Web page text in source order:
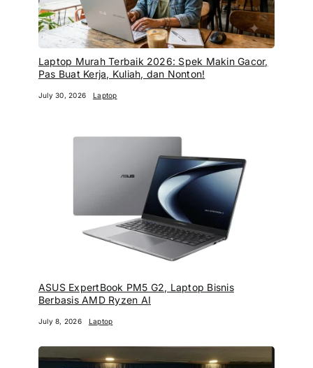
Laptop Murah Terbaik 2026: Spek Makin Gacor,
Pas Buat Kerja, Kuliah, dan Nonton!
July 30, 2026 Laptop
ASUS ExpertBook PM5 G2, Laptop Bisnis
Berbasis AMD Ryzen AI
July 8, 2026 Laptop